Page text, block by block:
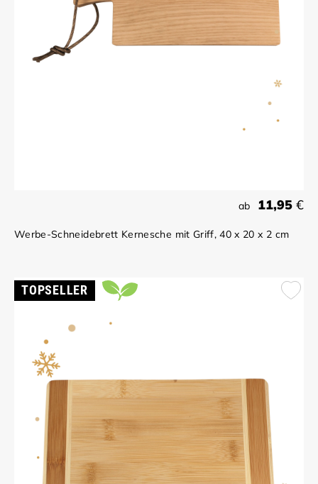
ab 11,95 €
Werbe-Schneidebrett Kernesche mit Griff, 40 x 20 x 2 cm
TOPSELLER